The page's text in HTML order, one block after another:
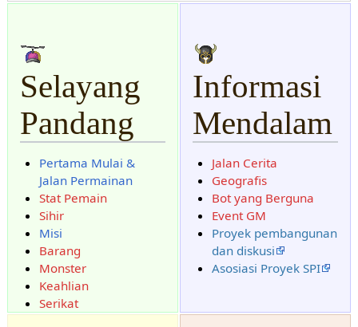
Selayang
Pandang
Pertama Mulai &
Jalan Permainan
Stat Pemain
Sihir
Misi
Barang
Monster
Keahlian
Serikat
Informasi
Mendalam
Jalan Cerita
Geografis
Bot yang Berguna
Event GM
Proyek pembangunan
dan diskusi
Asosiasi Proyek SPI